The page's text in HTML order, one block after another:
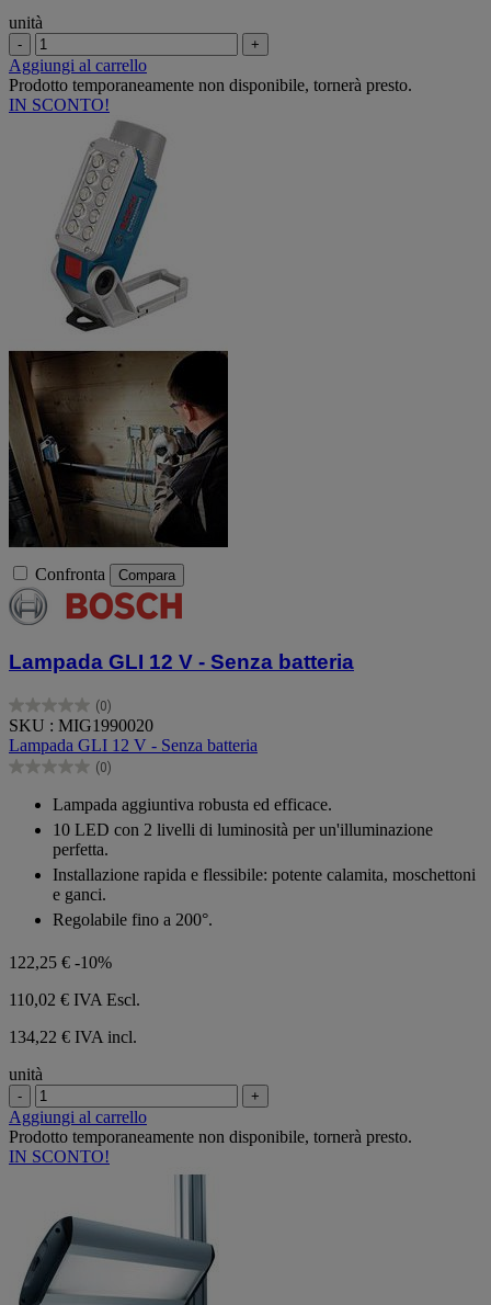
unità
- +
Aggiungi al carrello
Prodotto temporaneamente non disponibile, tornerà presto.
IN SCONTO!
Confronta Compara
Lampada GLI 12 V - Senza batteria
(0)
0.0
su
5
stelle.
SKU : MIG1990020
Lampada GLI 12 V - Senza batteria
(0)
0.0
stelle.
Lampada aggiuntiva robusta ed efficace.
10 LED con 2 livelli di luminosità per un'illuminazione
perfetta.
Installazione rapida e flessibile: potente calamita, moschettoni
e ganci.
Regolabile fino a 200°.
122,25 € -10%
110,02 € IVA Escl.
134,22 € IVA incl.
unità
- +
Aggiungi al carrello
Prodotto temporaneamente non disponibile, tornerà presto.
IN SCONTO!